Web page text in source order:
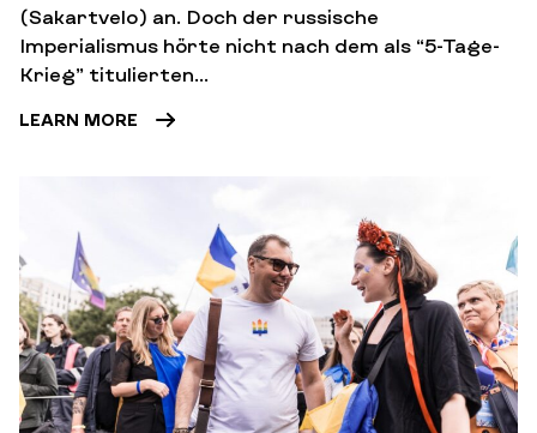
(Sakartvelo) an. Doch der russische
Imperialismus hörte nicht nach dem als “5-Tage-
Krieg” titulierten...
LEARN MORE